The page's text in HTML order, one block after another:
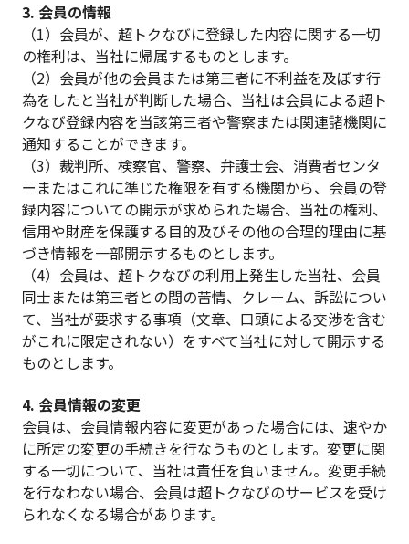
3. 会員の情報
（1）会員が、超トクなびに登録した内容に関する一切
の権利は、当社に帰属するものとします。
（2）会員が他の会員または第三者に不利益を及ぼす行
為をしたと当社が判断した場合、当社は会員による超ト
クなび登録内容を当該第三者や警察または関連諸機関に
通知することができます。
（3）裁判所、検察官、警察、弁護士会、消費者センタ
ーまたはこれに準じた権限を有する機関から、会員の登
録内容についての開示が求められた場合、当社の権利、
信用や財産を保護する目的及びその他の合理的理由に基
づき情報を一部開示するものとします。
（4）会員は、超トクなびの利用上発生した当社、会員
同士または第三者との間の苦情、クレーム、訴訟につい
て、当社が要求する事項（文章、口頭による交渉を含む
がこれに限定されない）をすべて当社に対して開示する
ものとします。
4. 会員情報の変更
会員は、会員情報内容に変更があった場合には、速やか
に所定の変更の手続きを行なうものとします。変更に関
する一切について、当社は責任を負いません。変更手続
を行なわない場合、会員は超トクなびのサービスを受け
られなくなる場合があります。